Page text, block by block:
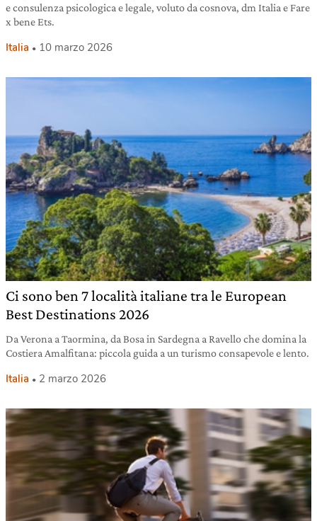
e consulenza psicologica e legale, voluto da cosnova, dm Italia e Fare
x bene Ets.
Italia 10 marzo 2026
Ci sono ben 7 località italiane tra le European
Best Destinations 2026
Da Verona a Taormina, da Bosa in Sardegna a Ravello che domina la
Costiera Amalfitana: piccola guida a un turismo consapevole e lento.
Italia 2 marzo 2026